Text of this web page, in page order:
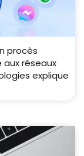
procès
réseaux
explique